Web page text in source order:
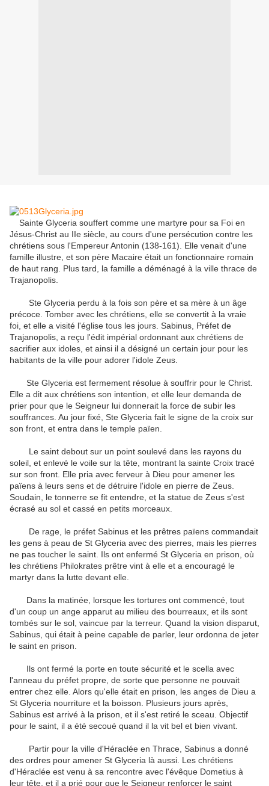
Sainte Glyceria souffert comme une martyre pour sa Foi en
Jésus-Christ au IIe siècle, au cours d'une persécution contre les
chrétiens sous l'Empereur Antonin (138-161).
Elle venait d'une
famille illustre, et son père Macaire était un fonctionnaire romain
de haut rang.
Plus tard, la famille a déménagé à la ville thrace de
Trajanopolis.
Ste Glyceria perdu à la fois son père et sa mère à un âge
précoce. Tomber avec les chrétiens, elle se convertit à la vraie
foi, et elle a visité l'église tous les jours. Sabinus, Préfet de
Trajanopolis, a reçu l'édit impérial ordonnant aux chrétiens de
sacrifier aux idoles, et ainsi il a désigné un certain jour pour les
habitants de la ville pour adorer l'idole Zeus.
Ste Glyceria est fermement résolue à souffrir pour le Christ.
Elle a dit aux chrétiens son intention, et elle leur demanda de
prier pour que le Seigneur lui donnerait la force de subir les
souffrances. Au jour fixé, Ste Glyceria fait le signe de la croix sur
son front, et entra dans le temple païen.
Le saint debout sur un point soulevé dans les rayons du
soleil, et enlevé le voile sur la tête, montrant la sainte Croix tracé
sur son front. Elle pria avec ferveur à Dieu pour amener les
païens à leurs sens et de détruire l'idole en pierre de Zeus.
Soudain, le tonnerre se fit entendre, et la statue de Zeus s'est
écrasé au sol et cassé en petits morceaux.
De rage, le préfet Sabinus et les prêtres païens commandait
les gens à peau de St Glyceria avec des pierres, mais les pierres
ne pas toucher le saint. Ils ont enfermé St Glyceria en prison, où
les chrétiens Philokrates prêtre vint à elle et a encouragé le
martyr dans la lutte devant elle.
Dans la matinée, lorsque les tortures ont commencé, tout
d'un coup un ange apparut au milieu des bourreaux, et ils sont
tombés sur le sol, vaincue par la terreur. Quand la vision disparut,
Sabinus, qui était à peine capable de parler, leur ordonna de jeter
le saint en prison.
Ils ont fermé la porte en toute sécurité et le scella avec
l'anneau du préfet propre, de sorte que personne ne pouvait
entrer chez elle. Alors qu'elle était en prison, les anges de Dieu a
St Glyceria nourriture et la boisson.
Plusieurs jours après,
Sabinus est arrivé à la prison, et il s'est retiré le sceau. Objectif
pour le saint, il a été secoué quand il la vit bel et bien vivant.
Partir pour la ville d'Héraclée en Thrace, Sabinus a donné
des ordres pour amener St Glyceria là aussi. Les chrétiens
d'Héraclée est venu à sa rencontre avec l'évêque Dometius à
leur tête, et il a prié pour que le Seigneur renforcer le saint